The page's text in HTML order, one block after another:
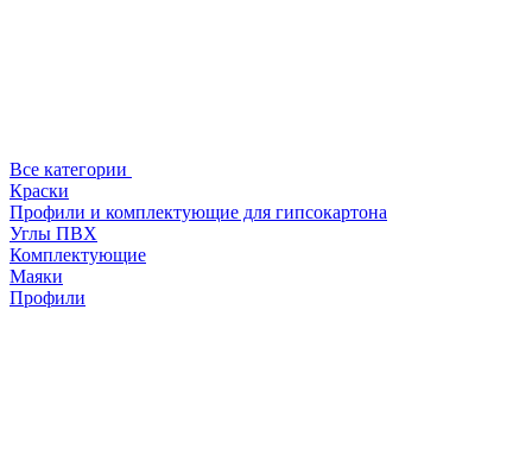
Все категории
Краски
Профили и комплектующие для гипсокартона
Углы ПВХ
Комплектующие
Маяки
Профили